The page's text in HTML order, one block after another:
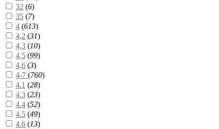
32 (6)
35 (7)
4 (613)
4,2 (31)
4,3 (10)
4,5 (99)
4,6 (3)
4-7 (760)
4.1 (28)
4.3 (23)
4.4 (52)
4.5 (49)
4.6 (13)